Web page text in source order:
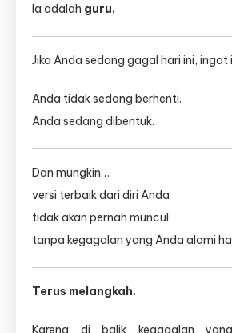
Ia adalah guru.
Jika Anda sedang gagal hari ini, ingat
Anda tidak sedang berhenti.
Anda sedang dibentuk.
Dan mungkin…
versi terbaik dari diri Anda
tidak akan pernah muncul
tanpa kegagalan yang Anda alami
Terus melangkah.
Karena di balik kegagalan